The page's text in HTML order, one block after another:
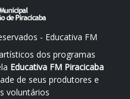
- Educativa FM
dos programas
Educativa FM Piracicaba
de seus produtores e
voluntários